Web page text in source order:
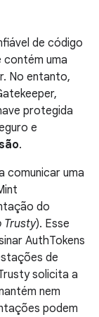
de código
contém uma
No entanto,
protegida
e
.
comunicar uma
do
Trusty). Esse
AuthTokens
de
solicita a
nem
podem